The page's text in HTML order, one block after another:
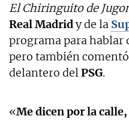
El Chiringuito de
Real Madridy de la
programa para hablar
pero también
delantero delPSG.
«Me dicen por la